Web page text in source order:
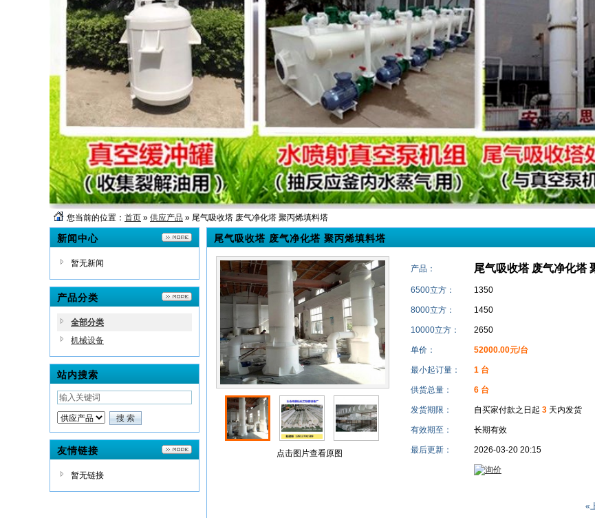
您当前的位置： 首页 » 供应产品 » 尾气吸收塔 废气净化塔 聚丙烯填料塔
新闻中心
暂无新闻
产品分类
全部分类
机械设备
站内搜索
友情链接
暂无链接
尾气吸收塔 废气净化塔 聚丙烯填料塔
点击图片查看原图
产品： 尾气吸收塔 废气净化塔
6500立方： 1350
8000立方： 1450
10000立方： 2650
单价： 52000.00元/台
最小起订量： 1 台
供货总量： 6 台
发货期限： 自买家付款之日起 3 天内发货
有效期至： 长期有效
最后更新： 2026-03-20 20:15
«